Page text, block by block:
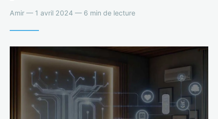
Amir — 1 avril 2024 — 6 min de lecture